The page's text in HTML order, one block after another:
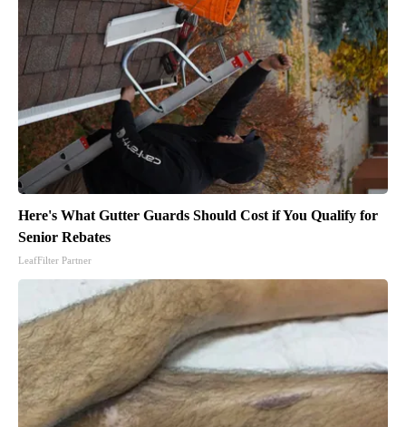
Here's What Gutter Guards Should Cost if You Qualify for
Senior Rebates
LeafFilter Partner